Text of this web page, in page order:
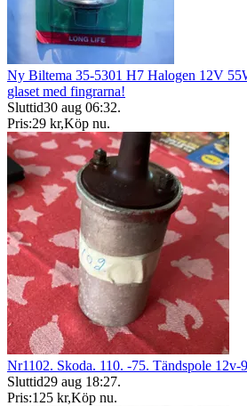
Ny Biltema 35-5301 H7 Halogen 12V
glaset med fingrarna!
Sluttid30 aug 06:32.
Pris:29 kr,Köp nu.
Nr1102. Skoda. 110. -75. Tändspole 12v-
Sluttid29 aug 18:27.
Pris:125 kr,Köp nu.